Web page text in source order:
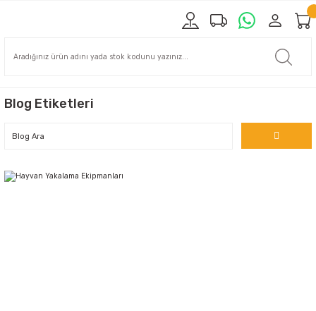
Blog Etiketleri